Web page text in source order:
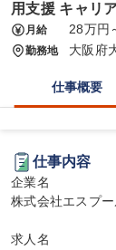
用支援 キャリ
月給 28万円
勤務地 大阪府
仕事概要
仕事内容
企業名
株式会社エスプ
求人名